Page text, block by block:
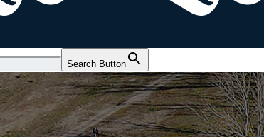
Search Button